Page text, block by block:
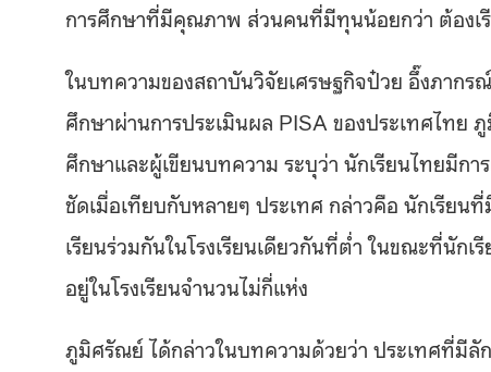
การศึกษาที่มีคุณภาพ ส่วนคนที่มีทุนน้อยกว่า ต้องเ
ในบทความของสถาบันวิจัยเศรษฐกิจป๋วย อึ๊งภากร
ศึกษาผ่านการประเมินผล PISA ของประเทศไทย ภู
ศึกษาและผู้เขียนบทความ ระบุว่า นักเรียนไทยมีกา
ชัดเมื่อเทียบกับหลายๆ ประเทศ กล่าวคือ นักเรียน
เรียนร่วมกันในโรงเรียนเดียวกันที่ต่ำ ในขณะที่นั
อยู่ในโรงเรียนจำนวนไม่กี่แห่ง
ภูมิศรัณย์ได้กล่าวในบทความด้วยว่า ประเทศที่มี